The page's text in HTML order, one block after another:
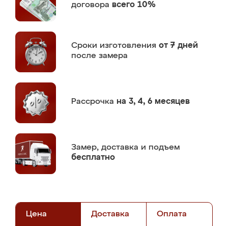
договора всего 10%
Сроки изготовления от 7 дней
после замера
Рассрочка на 3, 4, 6 месяцев
Замер, доставка и подъем
бесплатно
Цена Доставка Оплата